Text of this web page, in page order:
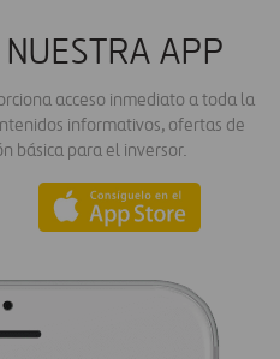
NUESTRA APP
acceso inmediato a toda la
informativos, ofertas de
básica para el inversor.